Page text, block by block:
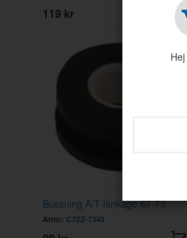
119 kr
Bussning A/T länkage 67-73
Artnr: C7ZZ-7343